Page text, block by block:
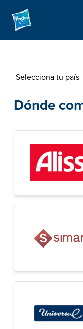
Selecciona tu país
Dónde